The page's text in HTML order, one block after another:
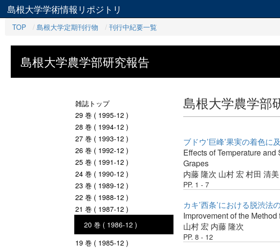
島根大学学術情報リポジトリ
TOP
島根大学定期刊行物 刊行中紀要一覧
島根大学農学部研究報告
雑誌トップ
29 巻 ( 1995-12 )
28 巻 ( 1994-12 )
27 巻 ( 1993-12 )
26 巻 ( 1992-12 )
25 巻 ( 1991-12 )
24 巻 ( 1990-12 )
23 巻 ( 1989-12 )
22 巻 ( 1988-12 )
21 巻 ( 1987-12 )
20 巻 ( 1986-12 )
19 巻 ( 1985-12 )
島根大学農学部
ブドウ’巨峰’果実の着色に
Effects of Temperature
Grapes
内藤 隆次 山村 宏 村田 清美
PP. 1 - 7
カキ’西条’における脱渋法
Improvement of the
山村 宏 内藤 隆次
PP. 8 - 12